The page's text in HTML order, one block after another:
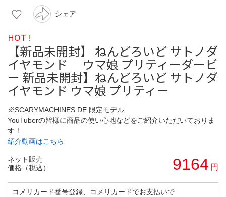
シェア
HOT !
【新品未開封】 ねんどろいど サトノダ
イヤモンド ウマ娘 プリティーダービ
ー 新品未開封】ねんどろいど サトノダ
イヤモンド ウマ娘 プリティー
※SCARYMACHINES.DE 限定モデル
YouTuberの皆様に商品の使い心地などをご紹介いただいておりま
す！
紹介動画はこちら
ネット販売
価格（税込）
9164 円
コメリカード番号登録、コメリカードでお支払いで